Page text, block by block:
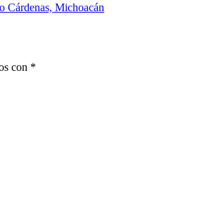
Cárdenas, Michoacán
con *